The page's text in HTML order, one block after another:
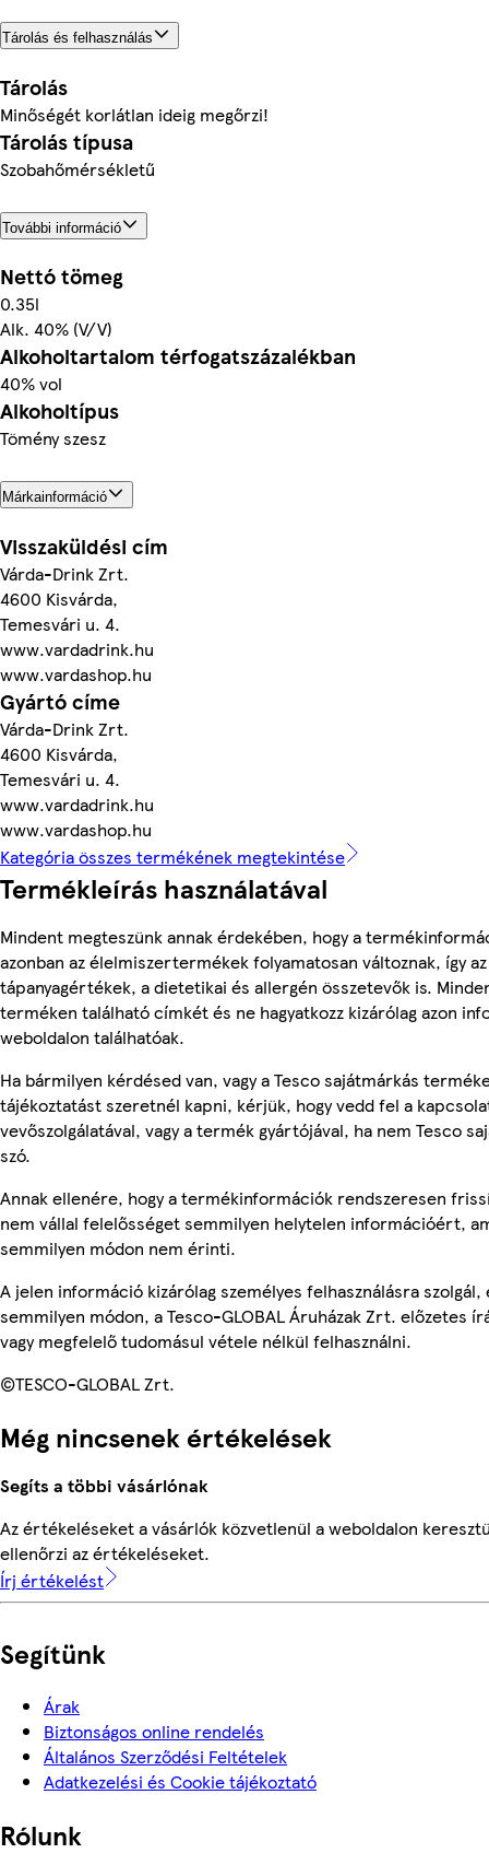
Tárolás és felhasználás
Tárolás
Minőségét korlátlan ideig megőrzi!
Tárolás típusa
Szobahőmérsékletű
További információ
Nettó tömeg
0.35l
Alk. 40% (V/V)
Alkoholtartalom térfogatszázalékban
40% vol
Alkoholtípus
Tömény szesz
Márkainformáció
Visszaküldési cím
Várda-Drink Zrt.
4600 Kisvárda,
Temesvári u. 4.
www.vardadrink.hu
www.vardashop.hu
Gyártó címe
Várda-Drink Zrt.
4600 Kisvárda,
Temesvári u. 4.
www.vardadrink.hu
www.vardashop.hu
Kategória összes termékének megtekintése
Termékleírás használatával
Mindent megteszünk annak érdekében, hogy a
azonban az élelmiszertermékek folyamatosan változnak, így
tápanyagértékek, a dietetikai és allergén összetevők is.
terméken található címkét és ne hagyatkozz kizárólag azon
weboldalon találhatóak.
Ha bármilyen kérdésed van, vagy a Tesco sajátmárkás
tájékoztatást szeretnél kapni, kérjük, hogy vedd fel a
vevőszolgálatával, vagy a termék gyártójával, ha nem Tesco
szó.
Annak ellenére, hogy a termékinformációk rendszeresen
nem vállal felelősséget semmilyen helytelen információért,
semmilyen módon nem érinti.
A jelen információ kizárólag személyes felhasználásra
semmilyen módon, a Tesco-GLOBAL Áruházak Zrt. előzetes
vagy megfelelő tudomásul vétele nélkül felhasználni.
©TESCO-GLOBAL Zrt.
Még nincsenek értékelések
Segíts a többi vásárlónak
Az értékeléseket a vásárlók közvetlenül a weboldalon
ellenőrzi az értékeléseket.
Írj értékelést
Segítünk
Árak
Biztonságos online rendelés
Általános Szerződési Feltételek
Adatkezelési és Cookie tájékoztató
Rólunk